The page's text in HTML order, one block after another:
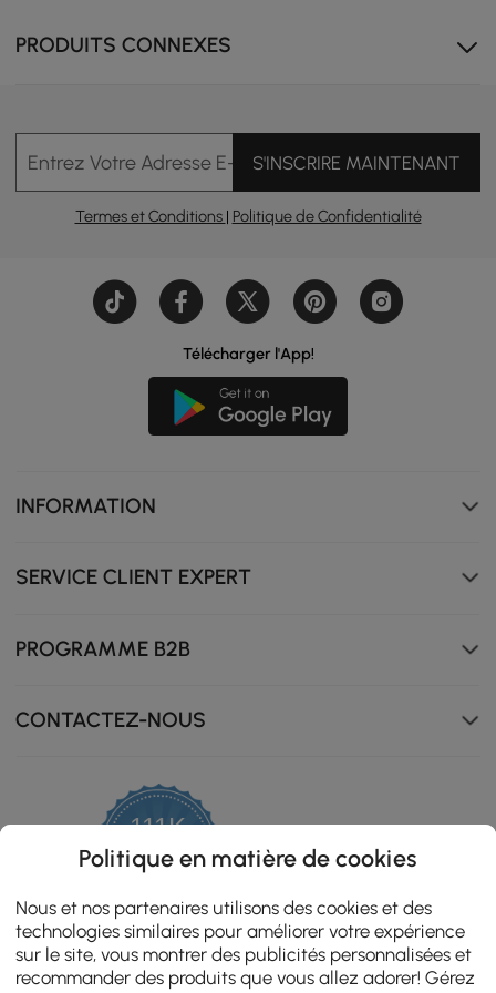
Cette pièce maîtresse évoque une ambiance moderne
Conception spéciale des panneaux pour créer une
PRODUITS CONNEXES
Entrez Votre Adresse E-mailS'INSCRIRE MAINTENANT
Termes et Conditions | Politique de Confidentialité
Télécharger l'App!
INFORMATION
SERVICE CLIENT EXPERT
PROGRAMME B2B
CONTACTEZ-NOUS
111K
4.8
star
ZERTIFIZIERTE BEWERTUNGEN
Politique en matière de cookies
Nous et nos partenaires utilisons des cookies et des
technologies similaires pour améliorer votre expérience
sur le site, vous montrer des publicités personnalisées et
recommander des produits que vous allez adorer! Gérez